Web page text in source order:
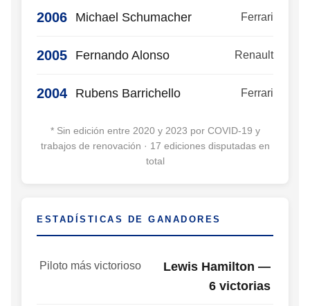
2006 Michael Schumacher Ferrari
2005 Fernando Alonso Renault
2004 Rubens Barrichello Ferrari
* Sin edición entre 2020 y 2023 por COVID-19 y
trabajos de renovación · 17 ediciones disputadas en
total
ESTADÍSTICAS DE GANADORES
Piloto más victorioso
Lewis Hamilton —
6 victorias